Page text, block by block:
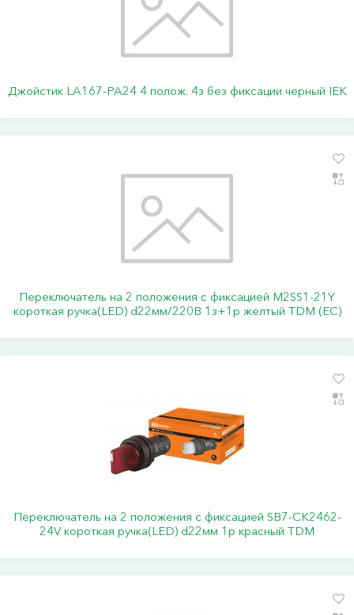
Джойстик LA167-PA24 4 полож. 4з без фиксации черный IEK
Переключатель на 2 положения с фиксацией M2SS1-21Y
короткая ручка(LED) d22мм/220B 1з+1р желтый TDM (ЕС)
Переключатель на 2 положения с фиксацией SB7-CK2462-
24V короткая ручка(LED) d22мм 1р красный TDM